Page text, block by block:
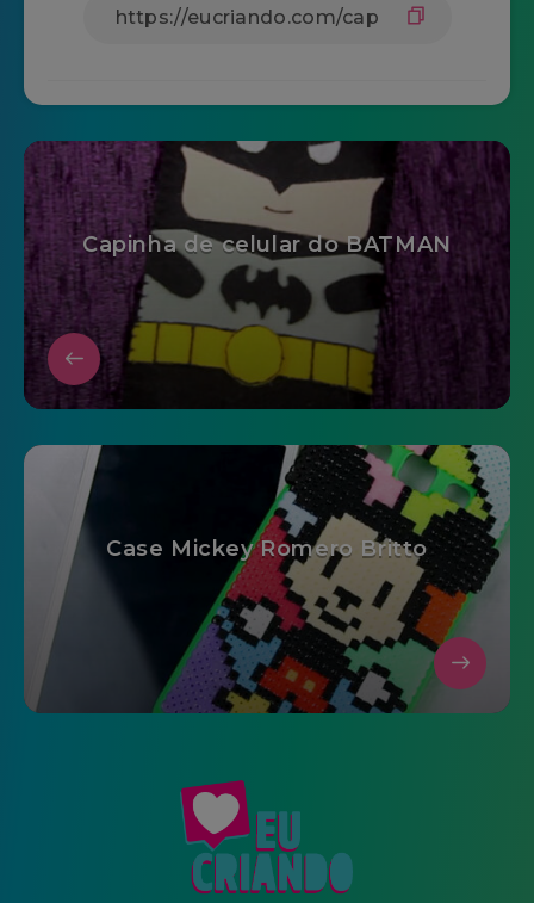
Capinha de celular do BATMAN
Case Mickey Romero Britto